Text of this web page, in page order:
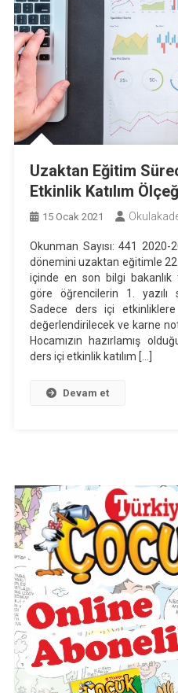
Uzaktan Eğitim
Etkinlik Katılım
15 Ocak 2021
Okunman Sayısı: 441 2020-
dönemini uzaktan eğitimle
içinde en son bilgi bakanlık
göre öğrencilerin 1. yazılı
Sadece ders içi
değerlendirilecek ve karne
Hocamızın hazırlamış
ders içi etkinlik katılım […]
Devam et